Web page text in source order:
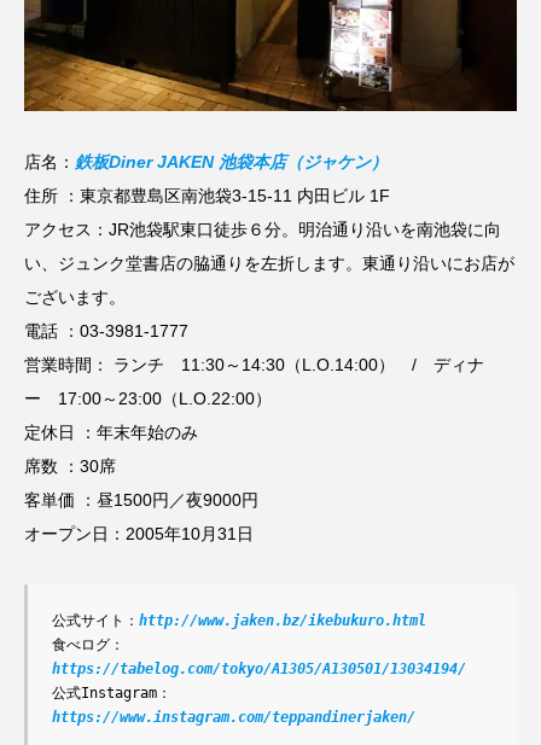
店名： 鉄板Diner JAKEN 池袋本店（ジャケン）
住所 ：東京都豊島区南池袋3-15-11 内田ビル 1F
アクセス：JR池袋駅東口徒歩６分。明治通り沿いを南池袋に向
い、ジュンク堂書店の脇通りを左折します。東通り沿いにお店が
ございます。
電話 ：03-3981-1777
営業時間： ランチ 11:30～14:30（L.O.14:00） / ディナ
ー 17:00～23:00（L.O.22:00）
定休日 ：年末年始のみ
席数 ：30席
客単価 ：昼1500円／夜9000円
オープン日：2005年10月31日
公式サイト： http://www.jaken.bz/ikebukuro.html
食べログ：
https://tabelog.com/tokyo/A1305/A130501/13034194/
https://www.instagram.com/teppandinerjaken/